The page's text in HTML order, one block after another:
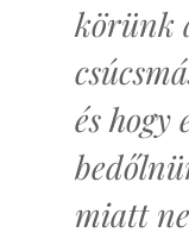
körünk
és hogy
miatt